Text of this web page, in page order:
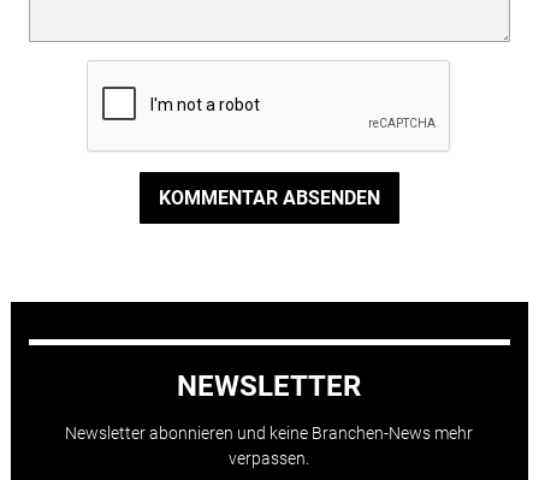
KOMMENTAR ABSENDEN
NEWSLETTER
Newsletter abonnieren und keine Branchen-News mehr
verpassen.